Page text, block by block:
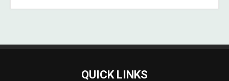
QUICK LINKS